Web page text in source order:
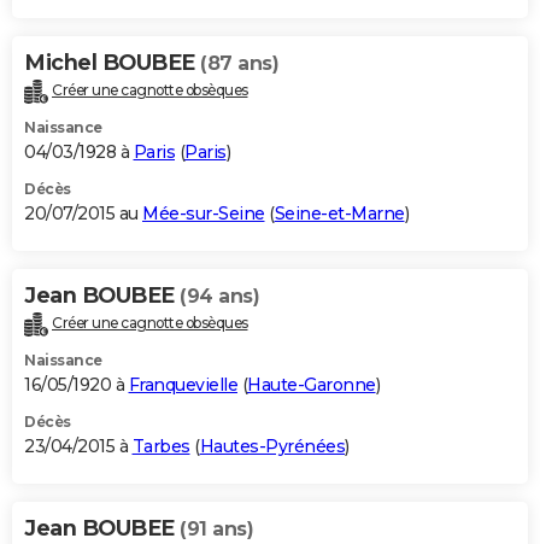
Michel BOUBEE (87 ans)
Créer une cagnotte obsèques
Naissance
04/03/1928 à Paris (Paris)
Décès
20/07/2015 au Mée-sur-Seine (Seine-et-Marne)
Jean BOUBEE (94 ans)
Créer une cagnotte obsèques
Naissance
16/05/1920 à Franquevielle (Haute-Garonne)
Décès
23/04/2015 à Tarbes (Hautes-Pyrénées)
Jean BOUBEE (91 ans)